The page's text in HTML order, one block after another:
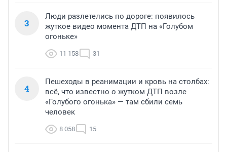
3
Люди разлетелись по дороге: появилось
жуткое видео момента ДТП на «Голубом
огоньке»
11 158 31
4
Пешеходы в реанимации и кровь на столбах:
всё, что известно о жутком ДТП возле
«Голубого огонька» — там сбили семь
человек
8 058 15